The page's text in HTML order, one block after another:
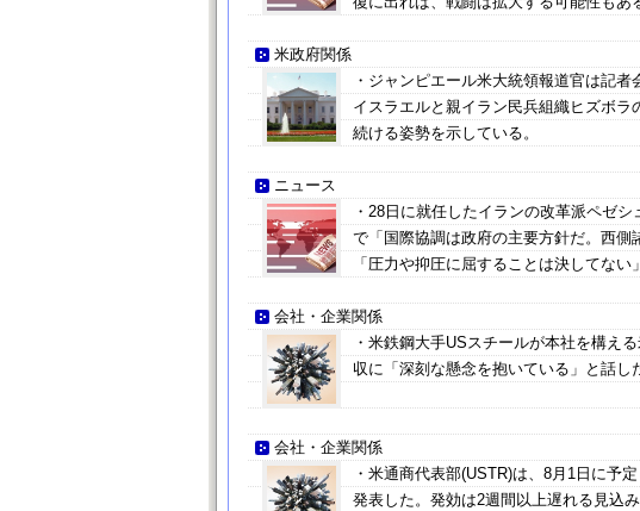
米政府関係
・ジャンピエール米大統領報道官は記
イスラエルと親イラン民兵組織ヒズボ
続ける姿勢を示している。
ニュース
・28日に就任したイランの改革派ペゼ
で「国際協調は政府の主要方針だ。西
「圧力や抑圧に屈することは決してな
会社・企業関係
・米鉄鋼大手USスチールが本社を構え
収に「深刻な懸念を抱いている」と話し
会社・企業関係
・米通商代表部(USTR)は、8月1日に予
発表した。発効は2週間以上遅れる見込み